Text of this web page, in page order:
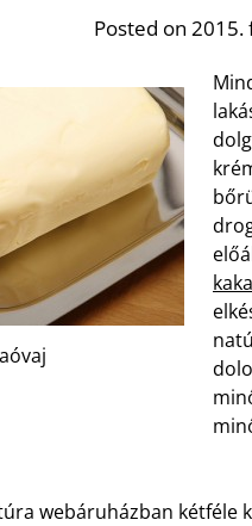
Posted on
webáruházban kétféle